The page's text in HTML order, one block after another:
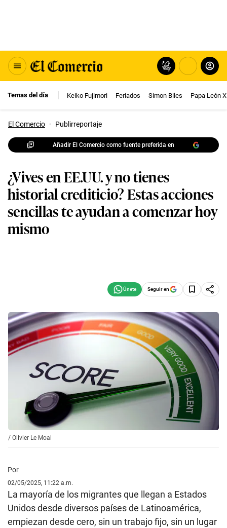
Temas del día Keiko Fujimori Feriados Simon Biles Papa León
El Comercio · Publirreportaje
Añadir El Comercio como fuente preferida en
¿Vives en EE.UU. y no tienes
historial crediticio? Estas acciones
sencillas te ayudan a comenzar hoy
mismo
Seguir en
/ Olivier Le Moal
Por
02/05/2025, 11:22 a.m.
La mayoría de los migrantes que llegan a Estados
Unidos desde diversos países de Latinoamérica,
empiezan desde cero, sin un trabajo fijo, sin un lugar